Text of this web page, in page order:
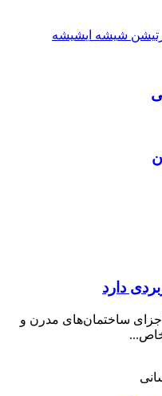
شیشه ایشیشه
دارد
ساختمان‌های مدرن و
خاص...